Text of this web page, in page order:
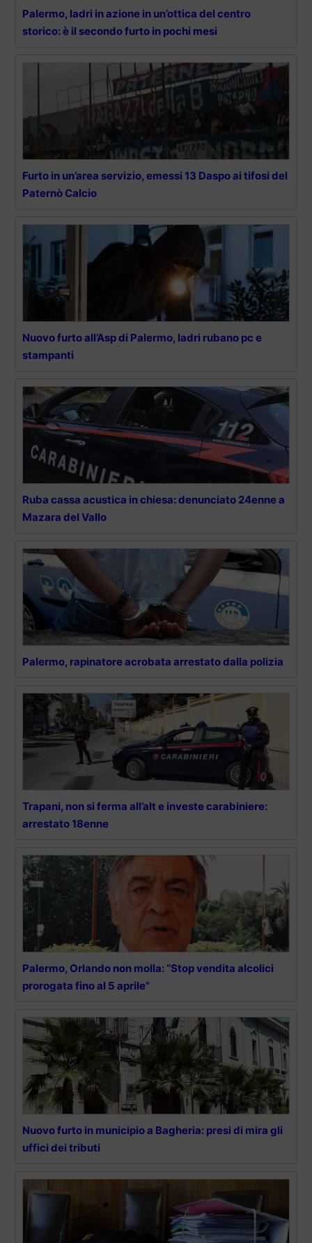
Palermo, ladri in azione in un’ottica del centro
storico: è il secondo furto in pochi mesi
Furto in un’area servizio, emessi 13 Daspo ai tifosi del
Paternò Calcio
Nuovo furto all’Asp di Palermo, ladri rubano pc e
stampanti
Ruba cassa acustica in chiesa: denunciato 24enne a
Mazara del Vallo
Palermo, rapinatore acrobata arrestato dalla polizia
Trapani, non si ferma all’alt e investe carabiniere:
arrestato 18enne
Palermo, Orlando non molla: “Stop vendita alcolici
prorogata fino al 5 aprile”
Nuovo furto in municipio a Bagheria: presi di mira gli
uffici dei tributi